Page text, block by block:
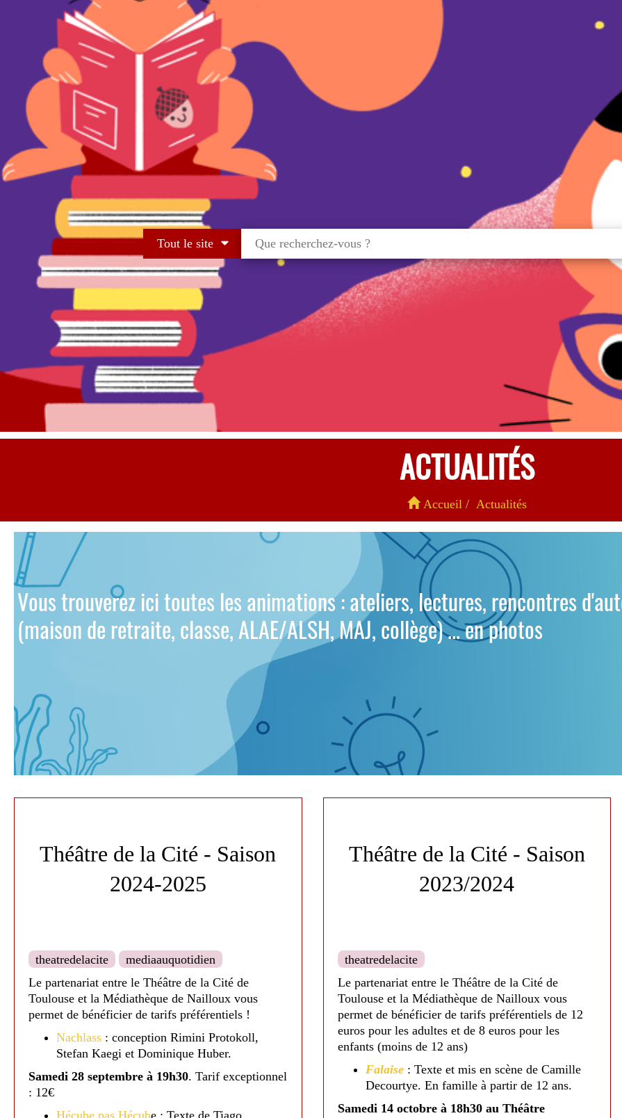
Tout le site
ACTUALITÉS
Accueil Actualités
Vous trouverez ici toutes les animations : ateliers, lectures, rencontres
(maison de retraite, classe, ALAE/ALSH, MAJ, collège) ... en photos
Théâtre de la Cité - Saison
2024-2025
theatredelacite
mediaauquotidien
Le partenariat entre le Théâtre de la Cité de
Toulouse et la Médiathèque de Nailloux vous
permet de bénéficier de tarifs préférentiels !
Nachlass : conception Rimini Protokoll,
Stefan Kaegi et Dominique Huber.
Samedi 28 septembre à 19h30. Tarif exceptionnel
: 12€
Hécube pas Hécube : Texte de Tiago
Théâtre de la Cité - Saison
2023/2024
theatredelacite
Le partenariat entre le Théâtre de la Cité de
Toulouse et la Médiathèque de Nailloux vous
permet de bénéficier de tarifs préférentiels de 12
euros pour les adultes et de 8 euros pour les
enfants (moins de 12 ans)
Falaise : Texte et mis en scène de Camille
Decourtye. En famille à partir de 12 ans.
Samedi 14 octobre à 18h30 au Théâtre